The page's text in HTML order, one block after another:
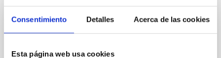
Consentimiento Detalles Acerca de las cookies
Esta página web usa cookies
comunidad educativa de Tenerife ha concluido una
nueva edición del proyecto “